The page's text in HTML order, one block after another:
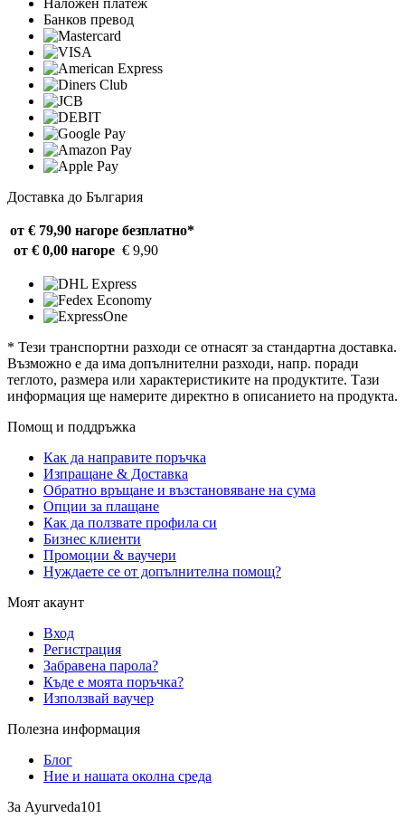
Банков превод
Доставка до България
от € 79,90 нагоре безплатно*
от € 0,00 нагоре € 9,90
* Тези транспортни разходи се отнасят за стандартна доставка.
Възможно е да има допълнителни разходи, напр. поради
теглото, размера или характеристиките на продуктите. Тази
информация ще намерите директно в описанието на продукта.
Помощ и поддръжка
Как да направите поръчка
Изпращане & Доставка
Обратно връщане и възстановяване на сума
Опции за плащане
Как да ползвате профила си
Бизнес клиенти
Промоции & ваучери
Нуждаете се от допълнителна помощ?
Моят акаунт
Вход
Регистрация
Забравена парола?
Къде е моята поръчка?
Използвай ваучер
Полезна информация
Блог
Ние и нашата околна среда
За Ayurveda101